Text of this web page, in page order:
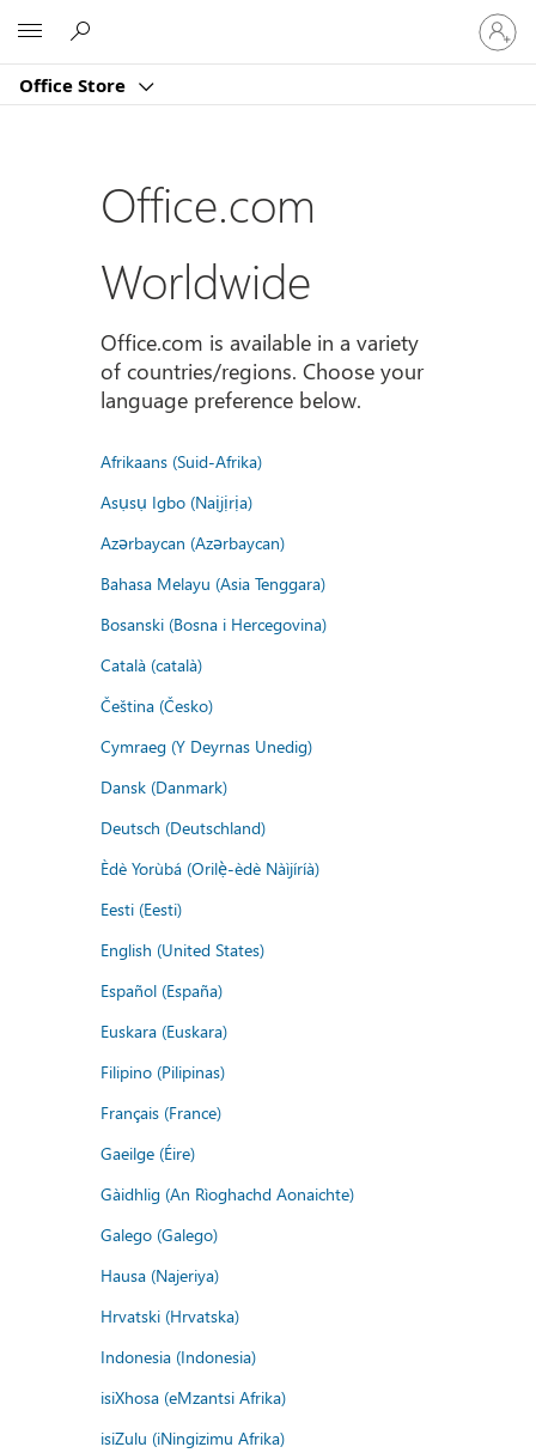
Office Store
Sign
in
to
account
Office.com
Worldwide
Office.com is available in a variety
of countries/regions. Choose your
language preference below.
Afrikaans (Suid-Afrika)
Asụsụ Igbo (Naịjịrịa)
Azərbaycan (Azərbaycan)
Bahasa Melayu (Asia Tenggara)
Bosanski (Bosna i Hercegovina)
Català (català)
Čeština (Česko)
Cymraeg (Y Deyrnas Unedig)
Dansk (Danmark)
Deutsch (Deutschland)
Èdè Yorùbá (Orilẹ̀-èdè Nàìjíríà)
Eesti (Eesti)
English (United States)
Español (España)
Euskara (Euskara)
Filipino (Pilipinas)
Français (France)
Gaeilge (Éire)
Gàidhlig (An Rìoghachd Aonaichte)
Galego (Galego)
Hausa (Najeriya)
Hrvatski (Hrvatska)
Indonesia (Indonesia)
isiXhosa (eMzantsi Afrika)
isiZulu (iNingizimu Afrika)